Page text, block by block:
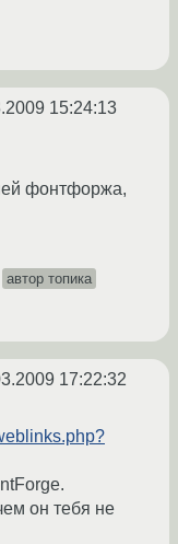
15:24:13
фонтфоржа,
автор топика
17:22:32
он тебя не